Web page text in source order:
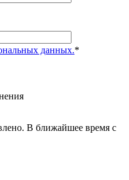
данных.*
В ближайшее время с